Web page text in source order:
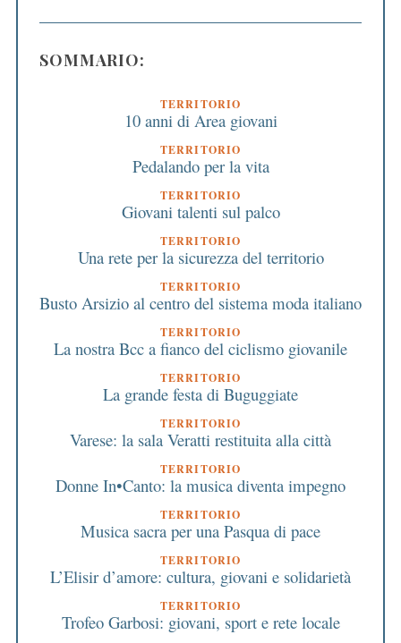
SOMMARIO:
TERRITORIO
10 anni di Area giovani
TERRITORIO
Pedalando per la vita
TERRITORIO
Giovani talenti sul palco
TERRITORIO
Una rete per la sicurezza del territorio
TERRITORIO
Busto Arsizio al centro del sistema moda italiano
TERRITORIO
La nostra Bcc a fianco del ciclismo giovanile
TERRITORIO
La grande festa di Buguggiate
TERRITORIO
Varese: la sala Veratti restituita alla città
TERRITORIO
Donne In•Canto: la musica diventa impegno
TERRITORIO
Musica sacra per una Pasqua di pace
TERRITORIO
L’Elisir d’amore: cultura, giovani e solidarietà
TERRITORIO
Trofeo Garbosi: giovani, sport e rete locale